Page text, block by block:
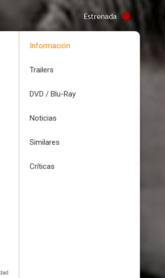
Estrenada
Información
Trailers
DVD / Blu-Ray
Noticias
Similares
Críticas